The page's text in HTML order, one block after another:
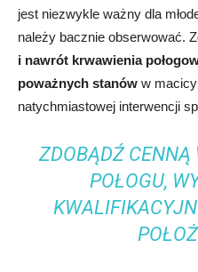
jest niezwykle ważny dla
należy bacznie obserwować.
i nawrót krwawienia
poważnych stanów w
natychmiastowej interwencji
ZDOBĄDŹ CENNĄ
POŁOGU,